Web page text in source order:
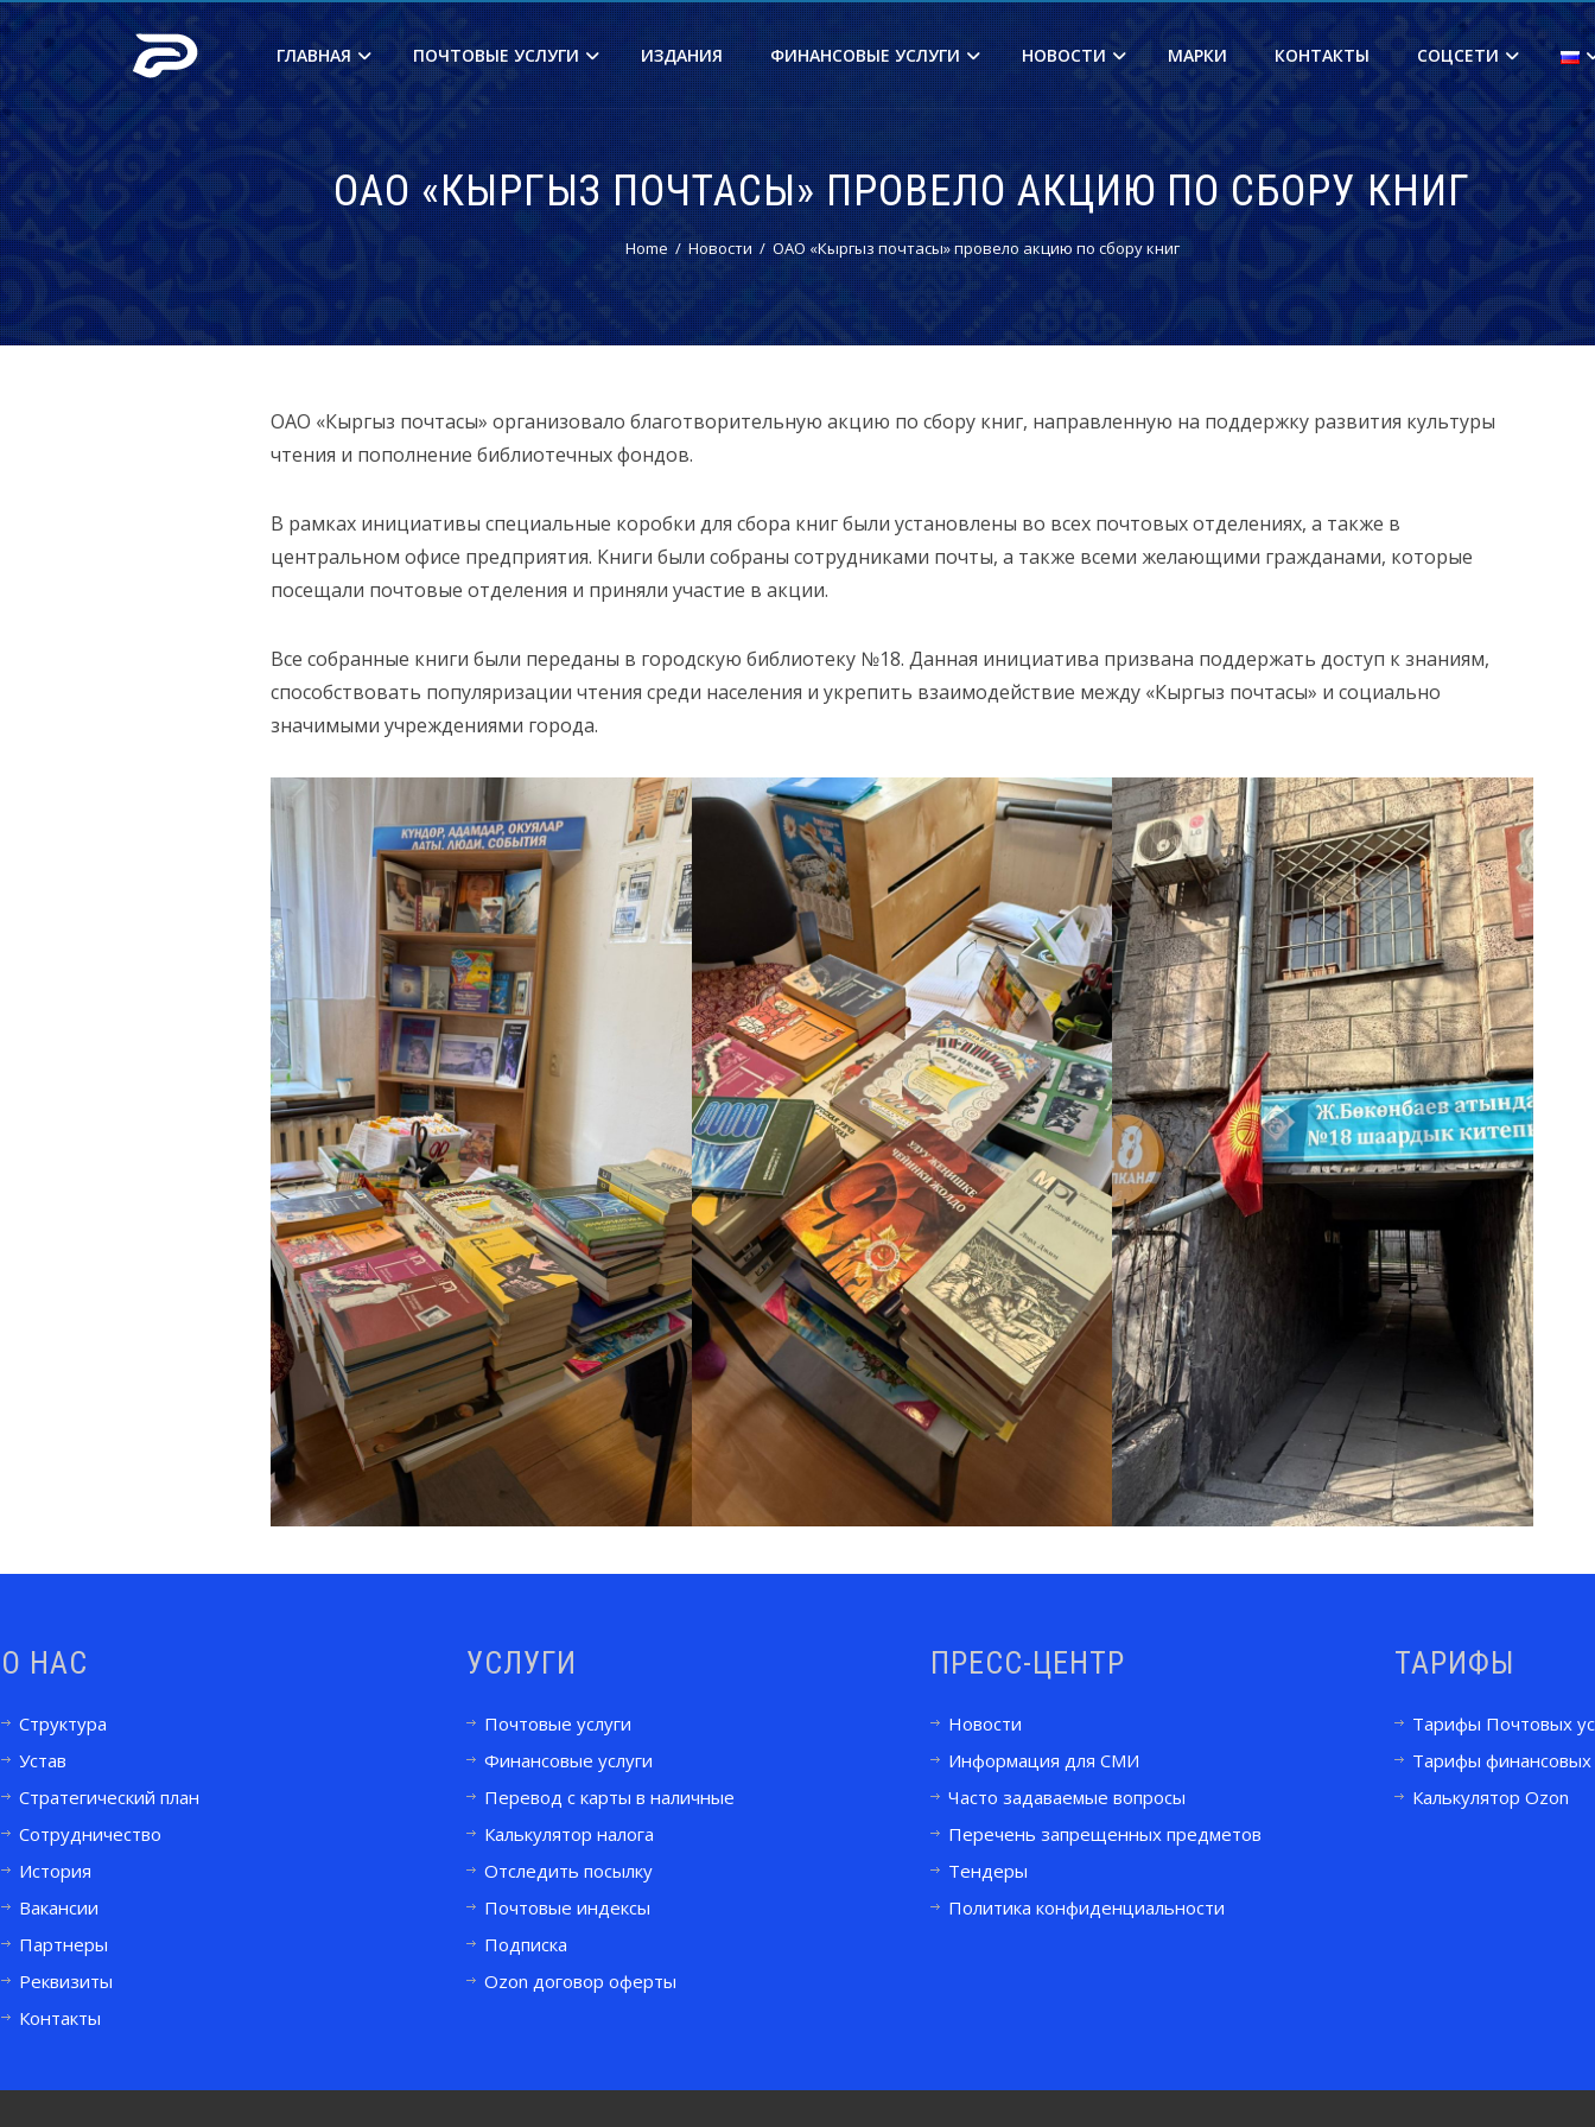
ГЛАВНАЯ ПОЧТОВЫЕ УСЛУГИ ИЗДАНИЯ ФИНАНСОВЫЕ УСЛУГИ НОВОСТИ МАРКИ КОНТАКТЫ СОЦСЕТИ
ОАО «КЫРГЫЗ ПОЧТАСЫ» ПРОВЕЛО АКЦИЮ ПО СБОРУ КНИГ
Home Новости ОАО «Кыргыз почтасы» провело акцию по сбору книг
ОАО «Кыргыз почтасы» организовало благотворительную акцию по сбору книг, направленную на поддержку развития культуры
чтения и пополнение библиотечных фондов.
В рамках инициативы специальные коробки для сбора книг были установлены во всех почтовых отделениях, а также в
центральном офисе предприятия. Книги были собраны сотрудниками почты, а также всеми желающими гражданами, которые
посещали почтовые отделения и приняли участие в акции.
Все собранные книги были переданы в городскую библиотеку №18. Данная инициатива призвана поддержать доступ к знаниям,
способствовать популяризации чтения среди населения и укрепить взаимодействие между «Кыргыз почтасы» и социально
значимыми учреждениями города.
О НАС
Структура
Устав
Стратегический план
Сотрудничество
История
Вакансии
Партнеры
Реквизиты
Контакты
УСЛУГИ
Почтовые услуги
Финансовые услуги
Перевод с карты в наличные
Калькулятор налога
Отследить посылку
Почтовые индексы
Подписка
Ozon договор оферты
ПРЕСС-ЦЕНТР
Новости
Информация для СМИ
Часто задаваемые вопросы
Перечень запрещенных предметов
Тендеры
Политика конфиденциальности
ТАРИФЫ
Тарифы Почтовых
Тарифы финансовых
Калькулятор Ozon